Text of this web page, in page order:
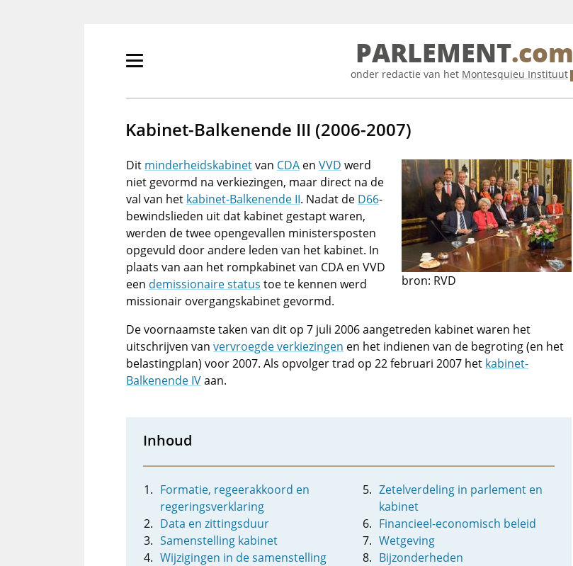
Primair
tonen/verbergen
PARLEMENT.com
onder redactie van het Montesquieu Instituut
Kabinet-Balkenende III (2006-2007)
bron: RVD
Dit minderheidskabinetvan CDA en VVD werd
niet gevormd na verkiezingen, maar direct na de
val van het kabinet-Balkenende II. Nadat de D66-
bewindslieden uit dat kabinet gestapt waren,
werden de twee opengevallen ministersposten
opgevuld door andere leden van het kabinet. In
plaats van aan het rompkabinet van CDA en VVD
een demissionaire status toe te kennen werd
missionair overgangskabinet gevormd.
De voornaamste taken van dit op 7 juli 2006 aangetreden kabinet waren het
uitschrijven van vervroegde verkiezingen en het indienen van de begroting (en het
belastingplan) voor 2007. Als opvolger trad op 22 februari 2007 het kabinet-
Balkenende IVaan.
Inhoud
Formatie, regeerakkoord en
regeringsverklaring
Data en zittingsduur
Samenstelling kabinet
Wijzigingen in de samenstelling
Zetelverdeling in parlement en
kabinet
Financieel-economisch beleid
Wetgeving
Bijzonderheden